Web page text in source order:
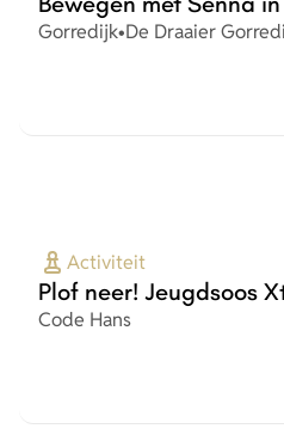
Plaats
Gorredijk•Organisatie
De Draaier
Activiteit
Plof neer! Jeugdsoos
Organisatie
Code Hans